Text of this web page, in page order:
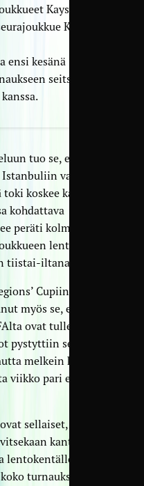
Kayseristä
Kolos
ensi kesänä
seitsemän
tuo se, että
vasta
koskee kaikkia
kohdattava
peräti kolmen
lentokin on
tiistai-iltana.
Cupiin
myös se, että
ovat tulleet
pystyttiin sentään
melkein kaikesta
viikko pari ennen
sellaiset, että
kantaa. Kun
lentokentälle, siellä
turnauksen ajan